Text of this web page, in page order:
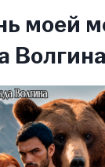
моей